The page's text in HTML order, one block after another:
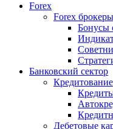
Forex
Forex брокеры
Бонусы
Банковский сектор
Кредитование
Дебетовые